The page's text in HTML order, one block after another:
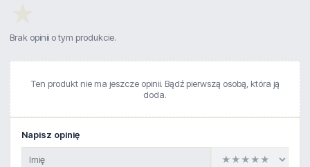
Brak opinii o tym produkcie.
Ten produkt nie ma jeszcze opinii. Bądź pierwszą osobą, która ją
doda.
Napisz opinię